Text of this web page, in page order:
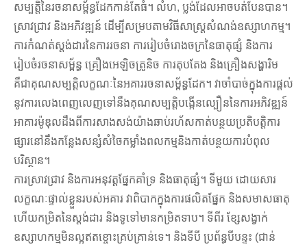
សម្បត្តិនៃរចនាសម្ព័ន្ធដែកកាន់តែធំ។ លំហ, ប្លង់ដែលអាចបត់បែនបាន។
ស្រាវជ្រាវ និងអភិវឌ្ឍន៍ ដើម្បីសម្របតាមវិធីសាស្រ្តសំណង់ឧស្សាហកម្ម។
ការកំណត់ស្តង់ដារនៃការរចនា ការរៀបចំរោងចក្រនៃធាតុផ្សំ និងការ
រៀបចំរចនាសម្ព័ន្ធ គ្រឿងអេឡិចត្រូនិច ការតុបតែង និងគ្រឿងសង្ហារិម
គឺជាគុណសម្បត្តិលក្ខណៈនៃអគាររចនាសម្ព័ន្ធដែក។ វាចាំបាច់ក្នុងការផ្តល់
នូវការលេងពេញលេញទៅនឹងគុណសម្បត្តិបង្កើនល្បឿននៃការអភិវឌ្ឍន៍
អាគារម៉ូឌុលដឹងពីការសាងសង់យ៉ាងឆាប់រហ័សកាត់បន្ថយប្រតិបត្តិការ
ផ្សារនៅនឹងកន្លែងសន្សំសំចៃកម្លាំងពលកម្មនិងកាត់បន្ថយការបំពុល
បរិស្ថាន។
ការស្រាវជ្រាវ និងការអនុវត្តផ្នែកគាំទ្រ និងធាតុផ្សំ។ ទីមួយ ដោយសារ
លក្ខណៈផ្ទាល់ខ្លួនរបស់អគារ វាពិបាកក្នុងការផលិតផ្នែក និងសមាសធាតុ
ហើយកម្រិតនៃស្តង់ដារ និងទូទៅមានកម្រិតទាប។ ទីពីរ ខ្សែសង្វាក់
ឧស្សាហកម្មមិនល្អឥតខ្ចោះគ្រប់គ្រាន់ទេ។ និងទីបី ប្រព័ន្ធបីបន្ទះ (ជាន់